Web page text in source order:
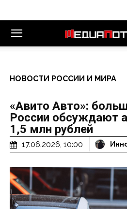
НОВОСТИ РОССИИ И МИРА
«Авито Авто»:
России обсуждают
1,5 млн рублей
17.06.2026, 10:00